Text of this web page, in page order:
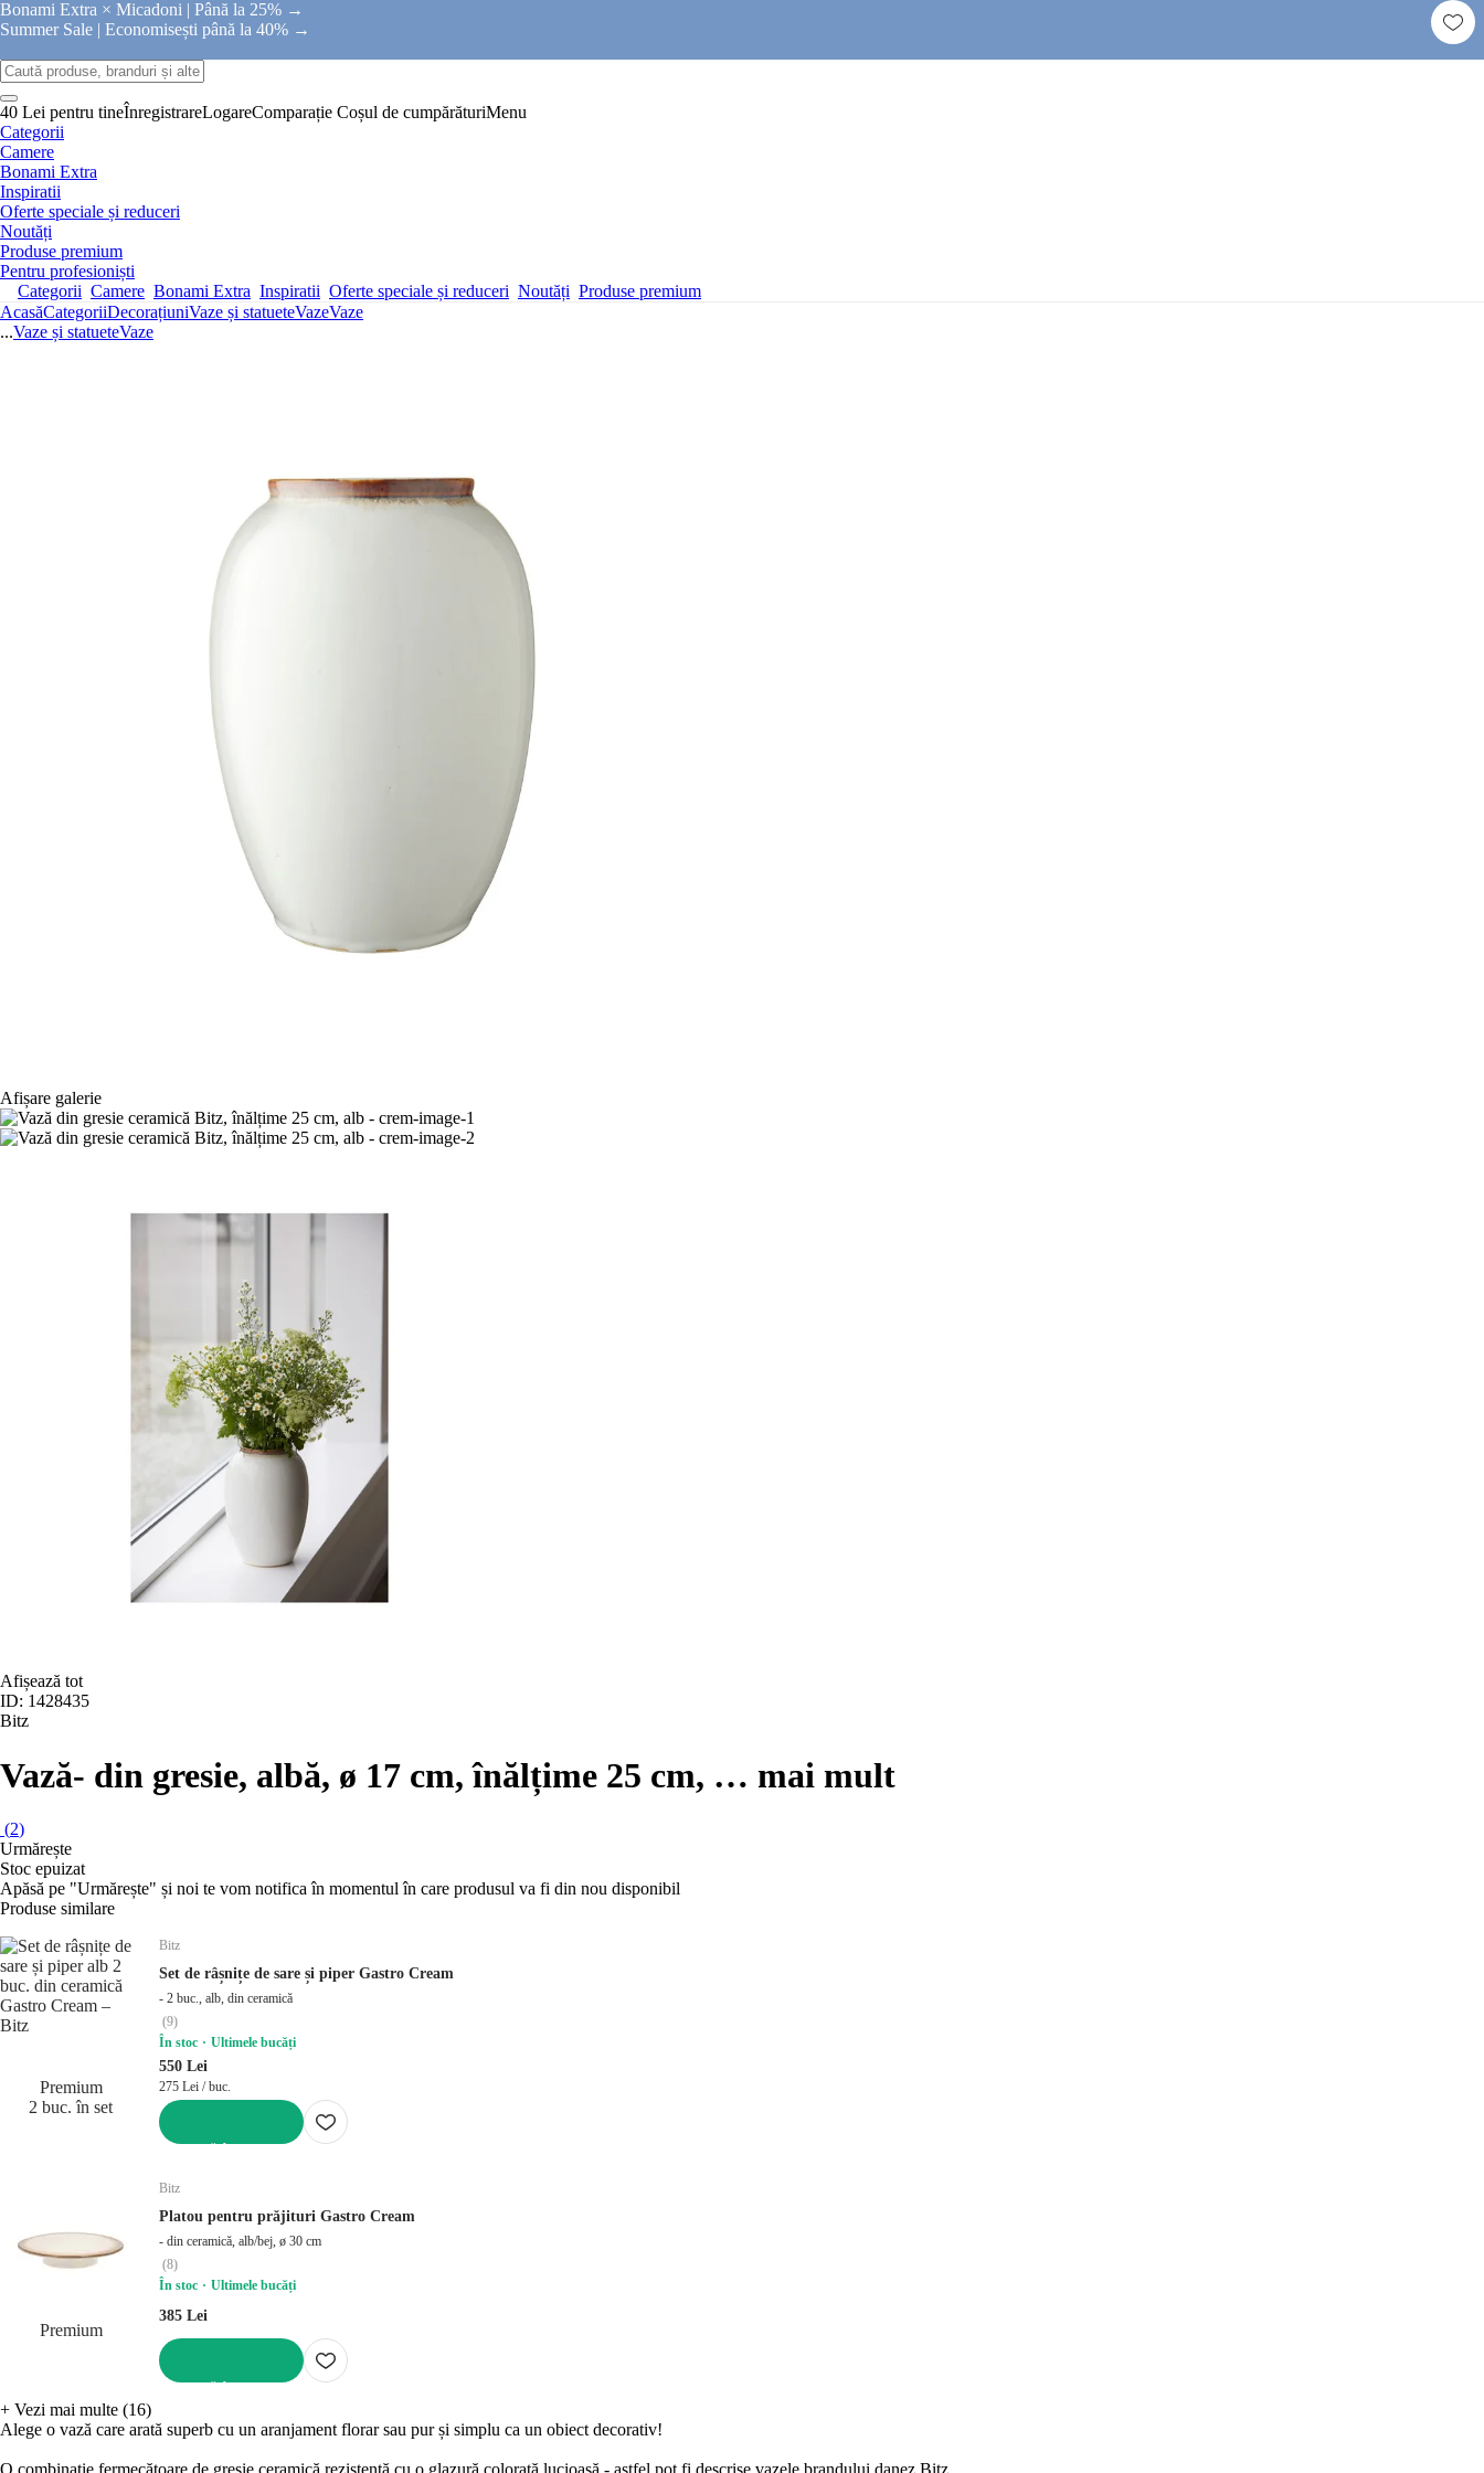
Bonami Extra × Micadoni | Până la 25% →
Summer Sale | Economisești până la 40% →
40 Lei pentru tineÎnregistrareLogareComparație Coșul de cumpărăturiMenu
Categorii
Camere
Bonami Extra
Inspiratii
Oferte speciale și reduceri
Noutăți
Produse premium
Pentru profesioniști
Categorii Camere Bonami Extra Inspiratii Oferte speciale și reduceri Noutăți Produse premium
AcasăCategoriiDecorațiuniVaze și statueteVazeVaze
...Vaze și statueteVaze
Afișare galerie
Afișează tot
ID: 1428435
Bitz
Vază- din gresie, albă, ø 17 cm, înălțime 25 cm, … mai mult
(2)
Urmărește
Stoc epuizat
Apăsă pe "Urmărește" și noi te vom notifica în momentul în care produsul va fi din nou disponibil
Produse similare
Premium
2 buc. în set
Bitz
Set de râșnițe de sare și piper Gastro Cream
- 2 buc., alb, din ceramică
(9)
În stoc
Ultimele bucăți
550 Lei
275 Lei / buc.
Premium
Bitz
Platou pentru prăjituri Gastro Cream
- din ceramică, alb/bej, ø 30 cm
(8)
În stoc
Ultimele bucăți
385 Lei
+ Vezi mai multe (16)
Alege o vază care arată superb cu un aranjament florar sau pur și simplu ca un obiect decorativ!